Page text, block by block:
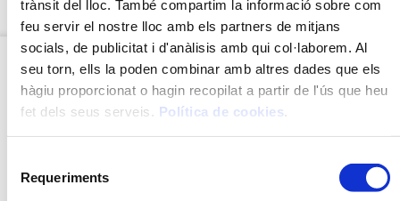
trànsit del lloc. També compartim la informació sobre com
feu servir el nostre lloc amb els partners de mitjans
socials, de publicitat i d'anàlisis amb qui col·laborem. Al
seu torn, ells la poden combinar amb altres dades que els
hàgiu proporcionat o hagin recopilat a partir de l'ús que heu
fet dels seus serveis. Política de cookies
Requeriments